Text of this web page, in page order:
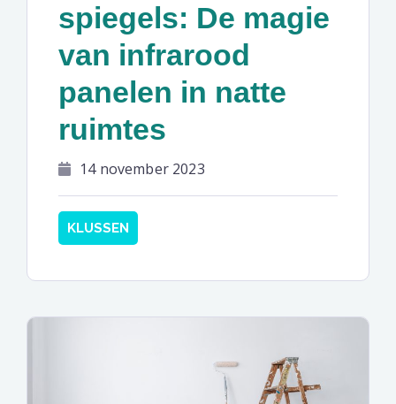
spiegels: De magie
van infrarood
panelen in natte
ruimtes
14 november 2023
KLUSSEN